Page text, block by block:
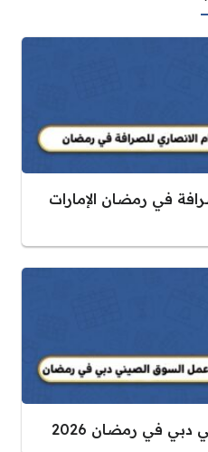
في رمضان الإمارات
في رمضان 2026